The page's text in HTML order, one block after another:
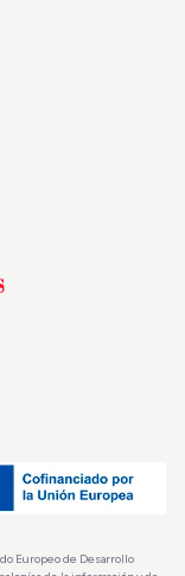
Europeo de Desarrollo